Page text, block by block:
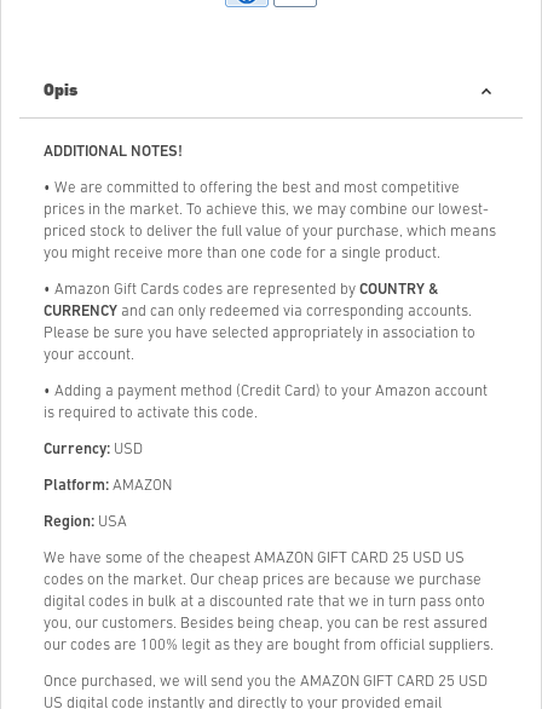
Opis
ADDITIONAL NOTES!
• We are committed to offering the best and most competitive
prices in the market. To achieve this, we may combine our lowest-
priced stock to deliver the full value of your purchase, which means
you might receive more than one code for a single product.
• Amazon Gift Cards codes are represented by COUNTRY &
CURRENCY and can only redeemed via corresponding accounts.
Please be sure you have selected appropriately in association to
your account.
• Adding a payment method (Credit Card) to your Amazon account
is required to activate this code.
Currency: USD
Platform: AMAZON
Region: USA
We have some of the cheapest AMAZON GIFT CARD 25 USD US
codes on the market. Our cheap prices are because we purchase
digital codes in bulk at a discounted rate that we in turn pass onto
you, our customers. Besides being cheap, you can be rest assured
our codes are 100% legit as they are bought from official suppliers.
Once purchased, we will send you the AMAZON GIFT CARD 25 USD
US digital code instantly and directly to your provided email